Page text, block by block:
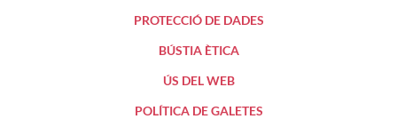
PROTECCIÓ DE DADES
BÚSTIA ÈTICA
ÚS DEL WEB
POLÍTICA DE GALETES